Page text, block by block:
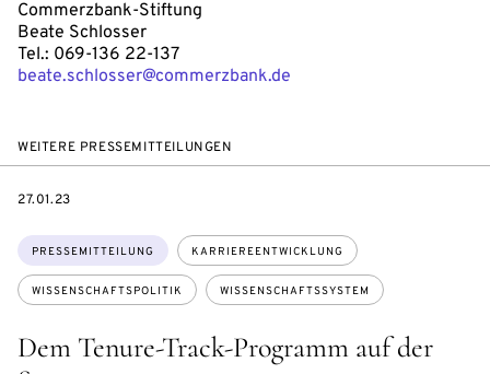
Commerzbank-Stiftung
Beate Schlosser
Tel.: 069-136 22-137
beate.schlosser@commerzbank.de
WEITERE PRESSEMITTEILUNGEN
Dem Tenure-Track-Programm auf der
Themen:
PRESSEMITTEILUNG KARRIEREENTWICKLUNG
WISSENSCHAFTSPOLITIK WISSENSCHAFTSSYSTEM
DATE
27.01.23